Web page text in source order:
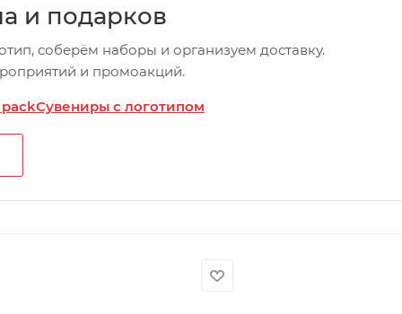
и подарков
соберём наборы и организуем доставку.
и промоакций.
Сувениры с логотипом